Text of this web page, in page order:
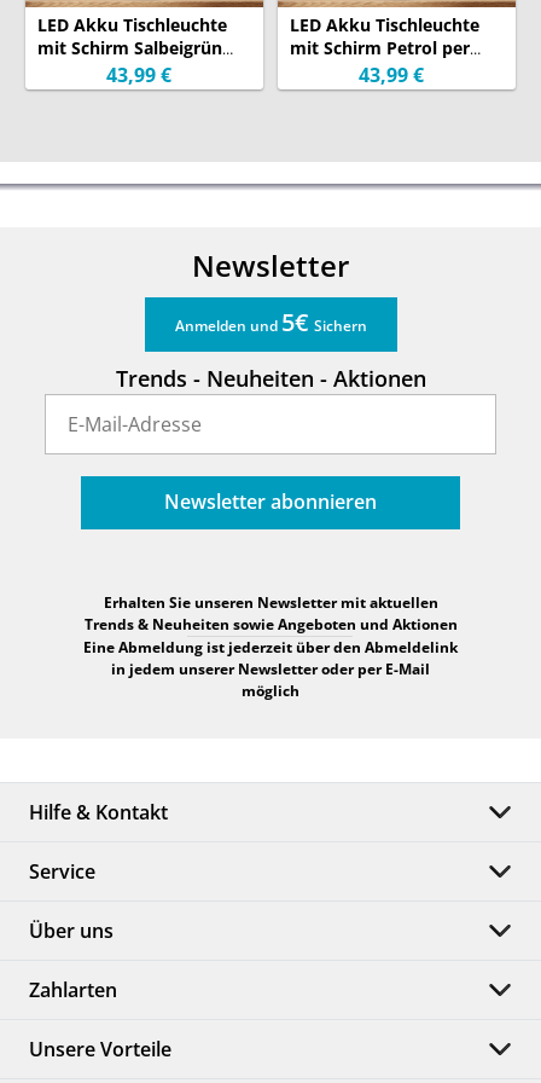
Garantie: 24 Monate (Garantiebedingungen)
LED Akku Tischleuchte
mit Schirm Salbeigrün
per USB aufladbar, Höhe
20cm
43,99 €
LED Akku Tischleuchte
mit Schirm Petrol per
USB aufladbar, Höhe
20cm
43,99 €
Newsletter
Anmelden und 5€ Sichern
Trends - Neuheiten - Aktionen
Newsletter abonnieren
Erhalten Sie unseren Newsletter mit aktuellen
Trends & Neuheiten sowie Angeboten und Aktionen
Eine Abmeldung ist jederzeit über den Abmeldelink
in jedem unserer Newsletter oder per E-Mail
möglich
Hilfe & Kontakt
Service
Über uns
Zahlarten
Unsere Vorteile